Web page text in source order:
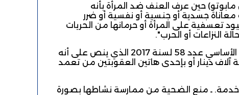
حين عرف العنف ضد المرأة بأنه
جسدية أو جنسية أو نفسية أو ضرر
تعسفية على المرأة أو حرمانها من الحريات
النزاعات أو الحرب".
وقد جرم القانون الوطني التمييز لأول مرة في الفصل 21 من القانون الأساسي عدد 58 لسنة 2017 الذي ينص على أنه
دينار أو بإحدى هاتين العقوبتين من تعمد
خدمة. ـ منع الضحية من ممارسة نشاطها بصورة